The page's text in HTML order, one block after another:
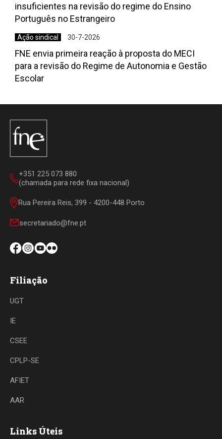
insuficientes na revisão do regime do Ensino
Português no Estrangeiro
Ação sindical 30-7-2026
FNE envia primeira reação à proposta do MECI
para a revisão do Regime de Autonomia e Gestão
Escolar
+351 225 073 880
(chamada para rede fixa nacional)
Rua Pereira Reis, 399 - 4200-448 Porto
secretariado@fne.pt
Filiação
UGT
IE
CSEE
CPLP-SE
AFIET
AAR
Links Úteis